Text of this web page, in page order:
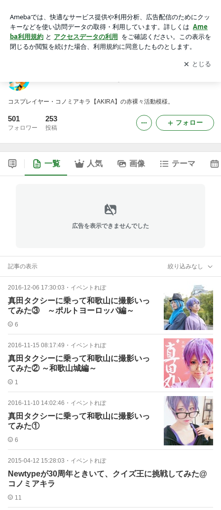
アプリをダウンロードして ブログの更新通知
を受け取りまし
ょう。
開く
コスプレイヤー・コノミアキラ【AKIRA】の赤裸々活動模様。
501
フォロワー
253
投稿
フォロー
一覧 人気 画像 テーマ
広告を表示できませんでした
記事の表示 絞り込みなし
2016-12-06 17:30:03 ・ イベントれぽ
真田タクシーに乗って和歌山に撮影いっ
てみた③ ～ポルトヨーロッパ編～
6
2016-11-15 08:17:49 ・ イベントれぽ
真田タクシーに乗って和歌山に撮影いっ
てみた② ～和歌山城編～
1
2016-11-10 14:02:46 ・ イベントれぽ
真田タクシーに乗って和歌山に撮影いっ
てみた①
6
2015-04-12 15:28:03 ・ イベントれぽ
Newtypeが30周年ときいて、クイズ王に挑戦してみた@
コノミアキラ
11